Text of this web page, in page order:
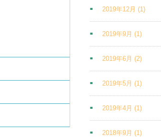
2019年12月(1)
2019年9月(1)
2019年6月(2)
2019年5月(1)
2019年4月(1)
2018年9月(1)